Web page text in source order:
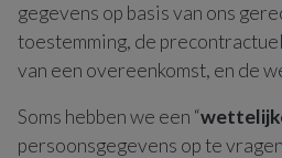
gegevens op basis van ons
toestemming, de
van een overeenkomst, en de
Soms hebben we een “
persoonsgegevens op te